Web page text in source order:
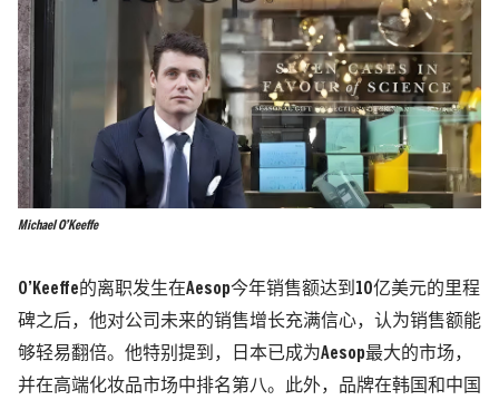
Michael O’Keeffe
O’Keeffe的离职发生在Aesop今年销售额达到10亿美元的里程
碑之后，他对公司未来的销售增长充满信心，认为销售额能
够轻易翻倍。他特别提到，日本已成为Aesop最大的市场，
并在高端化妆品市场中排名第八。此外，品牌在韩国和中国